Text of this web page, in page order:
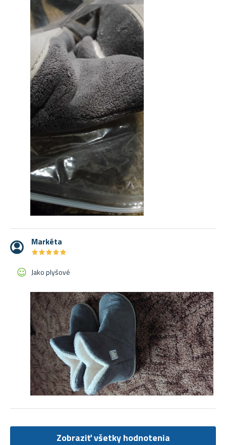
Markéta
★★★★★
★★★★★
Jako plyšové
Zobraziť všetky hodnotenia